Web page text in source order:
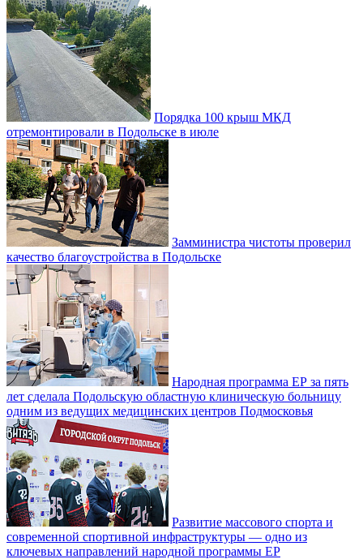
Порядка 100 крыш МКД
отремонтировали в Подольске в июле
Замминистра чистоты проверил
качество благоустройства в Подольске
Народная программа ЕР за пять
лет сделала Подольскую областную клиническую больницу
одним из ведущих медицинских центров Подмосковья
Развитие массового спорта и
современной спортивной инфраструктуры — одно из
ключевых направлений народной программы ЕР